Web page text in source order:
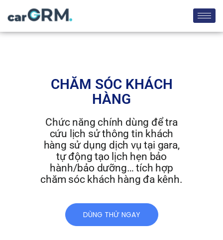
CHĂM SÓC KHÁCH
HÀNG
Chức năng chính dùng để tra
cứu lịch sử thông tin khách
hàng sử dụng dịch vụ tại gara,
tự động tạo lịch hẹn bảo
hành/bảo dưỡng… tích hợp
chăm sóc khách hàng đa kênh.
DÙNG THỬ NGAY